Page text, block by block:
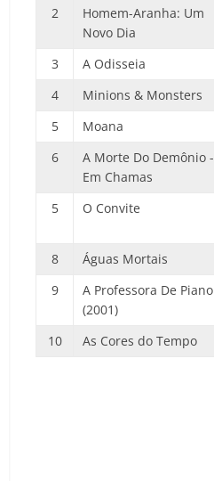
2
Homem-Aranha: Um
Novo Dia
3 A Odisseia
4
Minions & Monsters
5
Moana
6
A Morte Do Demônio -
Em Chamas
5
O Convite
8
Águas Mortais
9
A Professora De Piano
(2001)
10 As Cores do Tempo